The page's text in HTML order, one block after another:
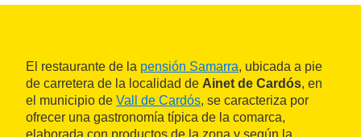
El restaurante de la pensión Samarra, ubicada a pie
de carretera de la localidad de Ainet de Cardós, en
el municipio de Vall de Cardós, se caracteriza por
ofrecer una gastronomía típica de la comarca,
elaborada con productos de la zona y según la